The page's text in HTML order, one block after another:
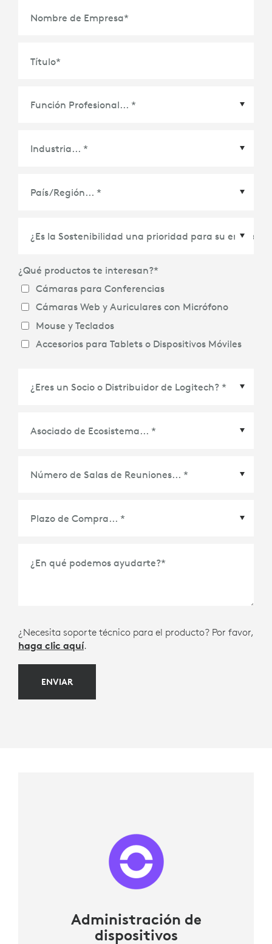
Nombre de Empresa*
Título*
¿Qué productos te interesan?*
Cámaras para Conferencias
Cámaras Web y Auriculares con Micrófono
Mouse y Teclados
Accesorios para Tablets o Dispositivos Móviles
Asociado de Ecosistema
¿En qué podemos ayudarte?*
¿Necesita soporte técnico para el producto? Por favor,
haga clic aquí.
ENVIAR
Administración de
dispositivos